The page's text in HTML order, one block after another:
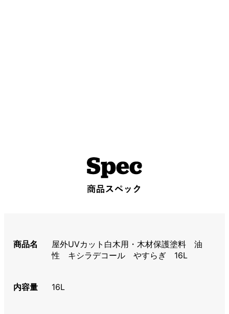
商品名
屋外UVカット白木用・木材保護塗料 油
性 キシラデコール やすらぎ 16L
内容量 16L